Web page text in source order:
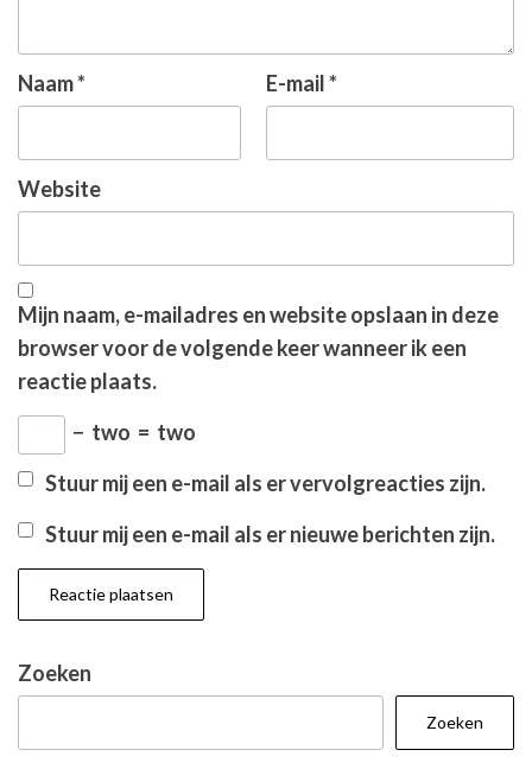
Naam* E-mail*
Website
Mijn naam, e-mailadres en website opslaan in deze
browser voor de volgende keer wanneer ik een
reactie plaats.
− two = two
Stuur mij een e-mail als er vervolgreacties zijn.
Stuur mij een e-mail als er nieuwe berichten zijn.
Zoeken
Zoeken